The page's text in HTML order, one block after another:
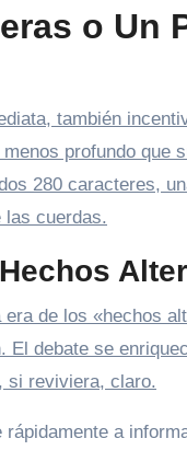
o Un
también
profundo que
280 caracteres,
las cuerdas.
de los «hechos
debate se
si reviviera, claro.
rápidamente a